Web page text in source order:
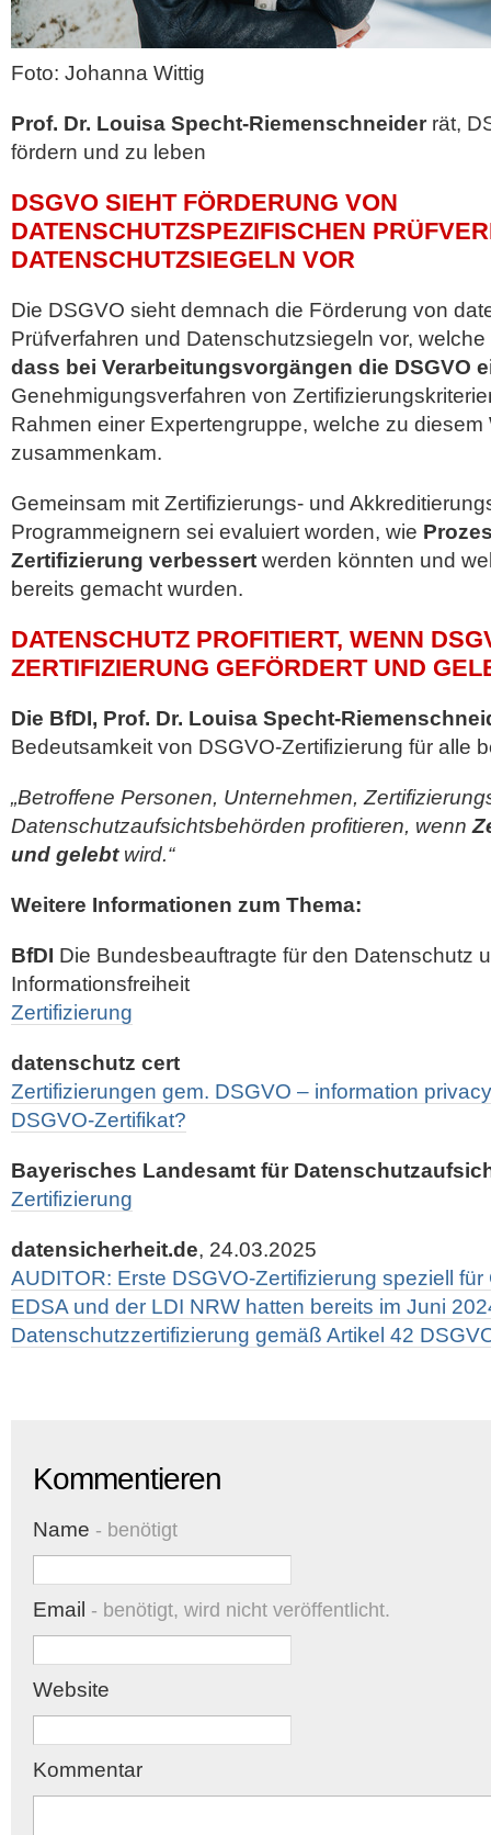
Foto: Johanna Wittig
Prof. Dr. Louisa Specht-Riemenschneider rät,
fördern und zu leben
DSGVO SIEHT FÖRDERUNG VON
DATENSCHUTZSPEZIFISCHEN
DATENSCHUTZSIEGELN VOR
Die DSGVO sieht demnach die Förderung von
Prüfverfahren und Datenschutzsiegeln vor,
dass bei Verarbeitungsvorgängen die DSGVO
Genehmigungsverfahren von
Rahmen einer Expertengruppe, welche zu diesem
zusammenkam.
Gemeinsam mit Zertifizierungs- und
Programmeignern sei evaluiert worden, wie
Zertifizierung verbessert werden könnten und
bereits gemacht wurden.
DATENSCHUTZ PROFITIERT, WENN
ZERTIFIZIERUNG GEFÖRDERT UND
Die BfDI, Prof. Dr. Louisa Specht-
Bedeutsamkeit von DSGVO-Zertifizierung für alle
„Betroffene Personen, Unternehmen,
Datenschutzaufsichtsbehörden profitieren, wenn
und gelebtwird.“
Weitere Informationen zum Thema:
BfDI Die Bundesbeauftragte für den Datenschutz
Informationsfreiheit
Zertifizierung
datenschutz cert
Zertifizierungen gem. DSGVO – information
DSGVO-Zertifikat?
Bayerisches Landesamt für
Zertifizierung
datensicherheit.de, 24.03.2025
AUDITOR: Erste DSGVO-Zertifizierung speziell
EDSA und der LDI NRW hatten bereits im Juni
Datenschutzzertifizierung gemäß Artikel 42
Kommentieren
Name - benötigt
Email - benötigt, wird nicht veröffentlicht.
Website
Kommentar